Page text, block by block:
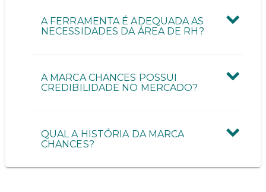
A FERRAMENTA É ADEQUADA AS
NECESSIDADES DA ÁREA DE RH?
A MARCA CHANCES POSSUI
CREDIBILIDADE NO MERCADO?
QUAL A HISTÓRIA DA MARCA
CHANCES?